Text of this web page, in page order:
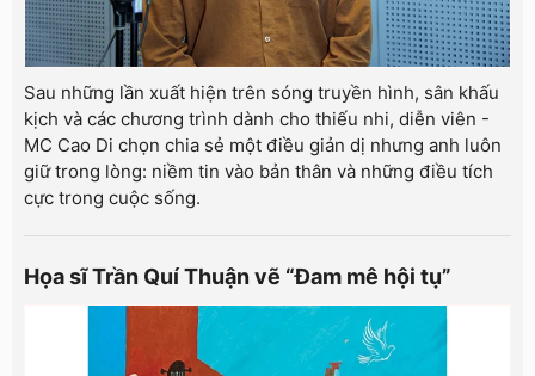
Sau những lần xuất hiện trên sóng truyền hình, sân khấu
kịch và các chương trình dành cho thiếu nhi, diễn viên -
MC Cao Di chọn chia sẻ một điều giản dị nhưng anh luôn
giữ trong lòng: niềm tin vào bản thân và những điều tích
cực trong cuộc sống.
Họa sĩ Trần Quí Thuận vẽ “Đam mê hội tụ”